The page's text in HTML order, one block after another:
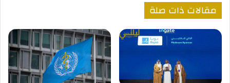
مقالات ذات صلة